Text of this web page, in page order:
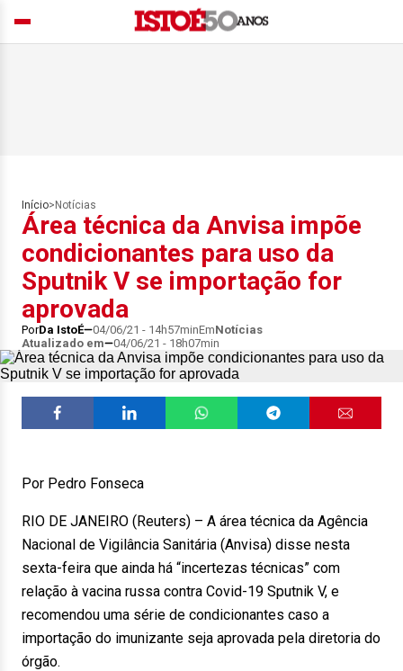
Início> Notícias
Área técnica da Anvisa impõe
condicionantes para uso da
Sputnik V se importação for
aprovada
PorDa IstoÉ 04/06/21 - 14h57minEmNotícias
Atualizado em
04/06/21 - 18h07min
Por Pedro Fonseca
RIO DE JANEIRO (Reuters) – A área técnica da Agência
Nacional de Vigilância Sanitária (Anvisa) disse nesta
sexta-feira que ainda há “incertezas técnicas” com
relação à vacina russa contra Covid-19 Sputnik V, e
recomendou uma série de condicionantes caso a
importação do imunizante seja aprovada pela diretoria do
órgão.